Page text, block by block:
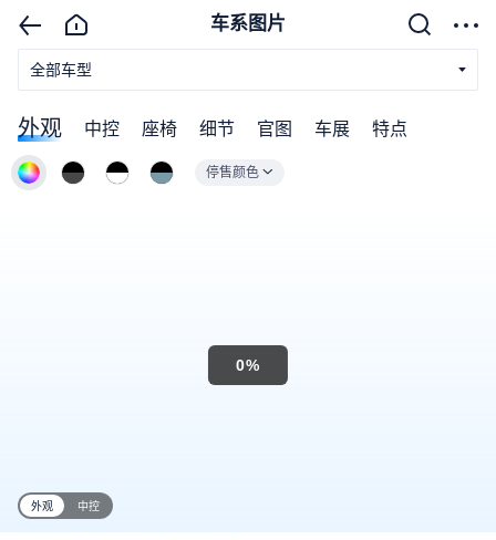
车系图片
全部车型
外观 中控 座椅 细节 官图 车展 特点
停售颜色
外观 中控